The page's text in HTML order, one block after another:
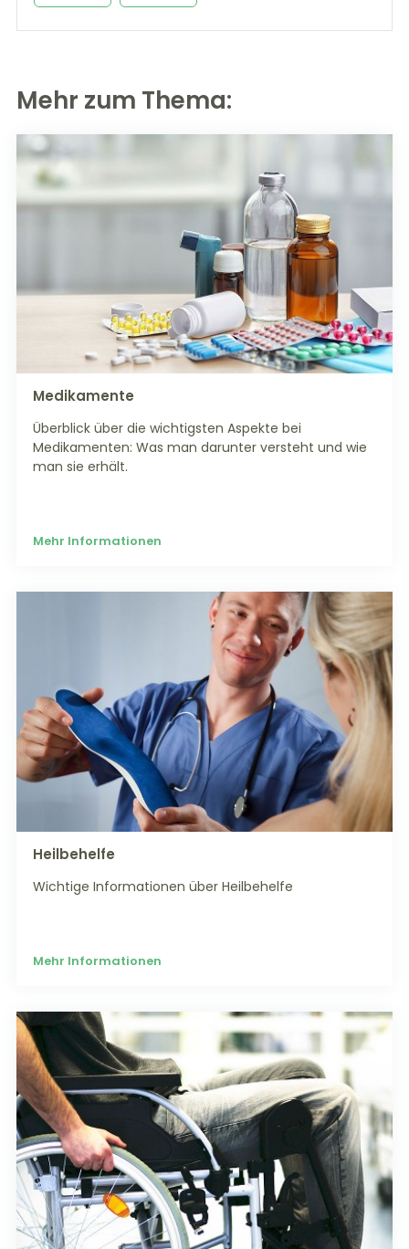
Mehr zum Thema:
Medikamente
Überblick über die wichtigsten Aspekte bei
Medikamenten: Was man darunter versteht und wie
man sie erhält.
Mehr Informationen
Heilbehelfe
Wichtige Informationen über Heilbehelfe
Mehr Informationen